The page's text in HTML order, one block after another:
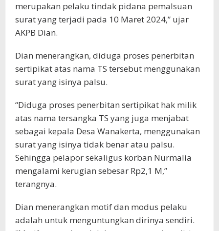
merupakan pelaku tindak pidana pemalsuan
surat yang terjadi pada 10 Maret 2024,” ujar
AKPB Dian.
Dian menerangkan, diduga proses penerbitan
sertipikat atas nama TS tersebut menggunakan
surat yang isinya palsu.
“Diduga proses penerbitan sertipikat hak milik
atas nama tersangka TS yang juga menjabat
sebagai kepala Desa Wanakerta, menggunakan
surat yang isinya tidak benar atau palsu.
Sehingga pelapor sekaligus korban Nurmalia
mengalami kerugian sebesar Rp2,1 M,”
terangnya.
Dian menerangkan motif dan modus pelaku
adalah untuk menguntungkan dirinya sendiri.